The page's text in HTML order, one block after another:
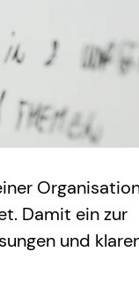
Damit ein zur
und